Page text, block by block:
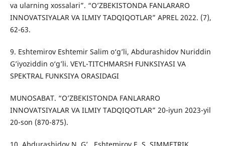
va ularning xossalari”. “O’ZBEKISTONDA FANLARARO
INNOVATSIYALAR VA ILMIY TADQIQOTLAR” APREL 2022. (7),
62-63.
9. Eshtemirov Eshtemir Salim o‘g’li, Abdurashidov Nuriddin
G’iyoziddin o‘g’li. VEYL-TITCHMARSH FUNKSIYASI VA
SPEKTRAL FUNKSIYA ORASIDAGI
MUNOSABAT. “O’ZBEKISTONDA FANLARARO
INNOVATSIYALAR VA ILMIY TADQIQOTLAR” 20-iyun 2023-yil
20-son (870-875).